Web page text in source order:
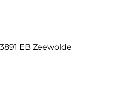
EB Zeewolde